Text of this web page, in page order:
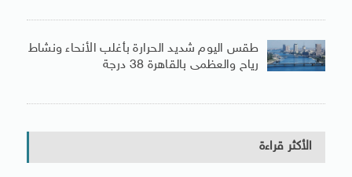
طقس اليوم شديد الحرارة بأغلب الأنحاء ونشاط
رياح والعظمى بالقاهرة 38 درجة
الأكثر قراءة